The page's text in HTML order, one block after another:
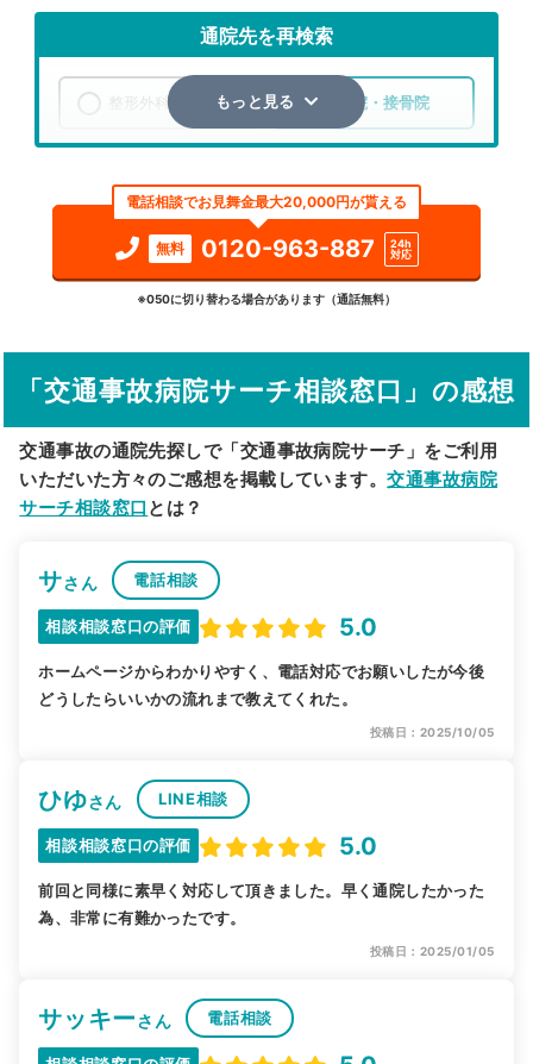
通院先を再検索
整形外科 整骨院・接骨院
検索する
詳細条件で絞り込む
駅から探す 院名から探す
もっと見る
電話相談でお見舞金最大20,000円が貰える
無料 0120-963-887
24h
対応
※050に切り替わる場合があります（通話無料）
「交通事故病院サーチ相談窓口」の感想
交通事故の通院先探しで「交通事故病院サーチ」をご利用
いただいた方々のご感想を掲載しています。交通事故病院
サーチ相談窓口 とは？
サさん 電話相談
相談相談窓口の評価 5.0
ホームページからわかりやすく、電話対応でお願いしたが今後
どうしたらいいかの流れまで教えてくれた。
投稿日：2025/10/05
ひゆさん LINE相談
相談相談窓口の評価 5.0
前回と同様に素早く対応して頂きました。早く通院したかった
為、非常に有難かったです。
投稿日：2025/01/05
サッキーさん 電話相談